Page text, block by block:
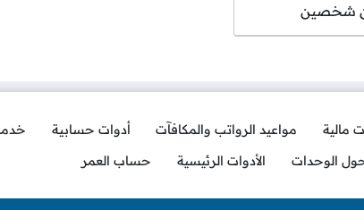
شخصين
مالية مواعيد الرواتب والمكافآت أدوات حسابية
الوحدات الأدوات الرئيسية حساب العمر